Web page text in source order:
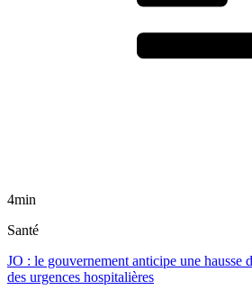
4min
Santé
JO : le gouvernement anticipe une hausse
des urgences hospitalières